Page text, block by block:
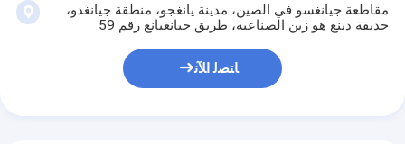
مقاطعة جيانغسو في الصين، مدينة يانغجو، منطقة جيانغدو،
حديقة دينغ هو زين الصناعية، طريق جيانغيانغ رقم 59
ﺎﺘﺼﻟ ﺍﻶﻧ